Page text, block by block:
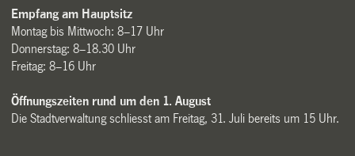
Empfang am Hauptsitz
Montag bis Mittwoch: 8–17 Uhr
Donnerstag: 8–18.30 Uhr
Freitag: 8–16 Uhr
Öffnungszeiten rund um den 1. August
Die Stadtverwaltung schliesst am Freitag, 31. Juli bereits um 15 Uhr.